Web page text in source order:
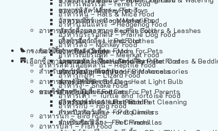
อาหารเฟอร์เร็ต – Ferret Food
อาหารหนู – Rats & Mice Food
อาหารเม่นแคระ – Hedgehog Food
อาหารกระรอกดิน – Prairie Dog Food
อาหารลิง – Monkey Food
อาหารเมียร์แคท – Meerkat Food
อาหารสัตว์เลี้อยคลาน – Reptile Food
อาหารกิ้งก่า – Lizard Food
อาหารงู – Snake Food
อาหารเต่า – Turtle and Tortoise Food
อาหารกบ – Frog Food
อาหารนก – Bird Food
อาหารปลา – Fish Food
อาหารลิง – Monkey Food
อาหารเมียร์แคท – Meerkat Food
อาหารสัตว์เลี้อยคลาน – Reptile Food
อาหารกิ้งก่า – Lizard Food
อาหารงู – Snake Food
อาหารเต่า – Turtle and Tortoise Food
อาหารกบ – Frog Food
อาหารนก – Bird Food
อาหารปลา – Fish Food
อาหารปลา – All Fish Food
ของเล่นสัตว์เลี้ยง – Pet Toys
วัสดุรองกรง – Cage Materials
ปลอกคอและสายจูง – Pet Collars & Leashes
เสื้อผ้าสัตว์เลี้ยง – Pet Clothes
ของใช้สำหรับสัตว์เลี้ยง – More For Pets
โดมนอนและที่นอนสัตว์เลี้ยง – Pet Crates &
ของประดับสำหรับนก – Bird Accessories
หลอดไฟให้ความร้อน – Heat Light Bulb
ของใช้สำหรับผู้เลี้ยง – Items For Pet Parents
ผลิตภัณฑ์ทำความสะอาด – Pet Cleaning
กระเป๋าสัตว์เลี้ยง – Pet Carriers
รถเข็นสัตว์เลี้ยง – Pet Prams
กรงสัตว์เลี้ยง – Pet Cages
เลือกซื้อตามหมวดสัตว์เลี้ยง – Shop By Pet
สำหรับสัตว์เลี้ยงลูกด้วยนม – For Mammals
สำหรับสุนัข – For Dogs
สำหรับแมว – For Cats
สำหรับกระต่าย – For Rabbits
สำหรับกระรอก – For Squirrels
สำหรับชินชิล่า – For Chinchillas